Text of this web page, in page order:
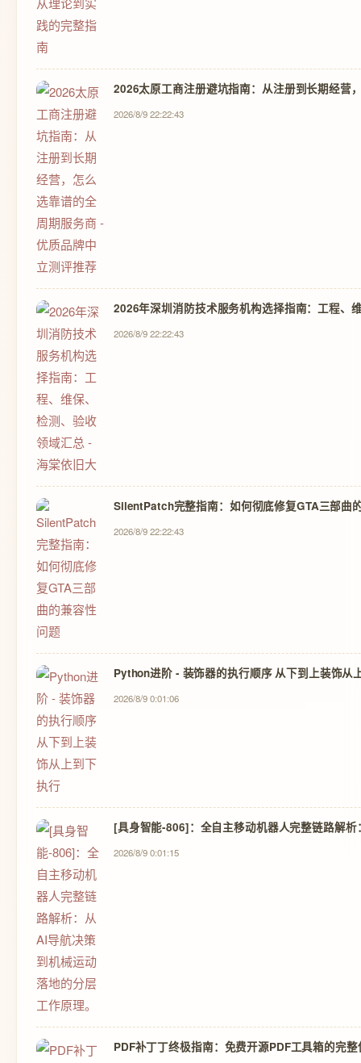
2026太原工商注册避坑指南：从注册到长期经营
2026/8/9 22:22:43
2026年深圳消防技术服务机构选择指南：工程、
2026/8/9 22:22:43
SilentPatch完整指南：如何彻底修复GTA三部曲
2026/8/9 22:22:43
Python进阶 - 装饰器的执行顺序 从下到上装饰从
2026/8/9 0:01:06
[具身智能-806]：全自主移动机器人完整链路解
2026/8/9 0:01:15
PDF补丁丁终极指南：免费开源PDF工具箱的完